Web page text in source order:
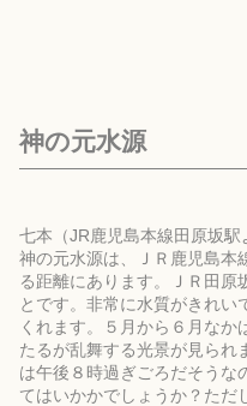
神の元水源
七本（JR鹿児島本線田原坂駅
神の元水源は、ＪＲ鹿児島本
る距離にあります。ＪＲ田原
とです。非常に水質がきれい
くれます。５月から６月なか
たるが乱舞する光景が見られ
は午後８時過ぎごろだそうな
てはいかかでしょうか？ただ